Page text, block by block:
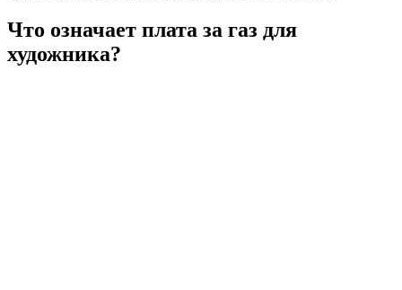
Что означает плата за газ для
художника?